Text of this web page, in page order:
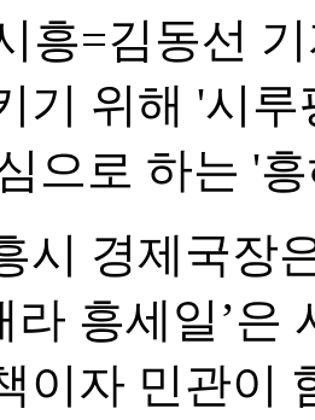
흥=김동선
기 위해 '시
으로 하는 '
시 경제국장
라 흥세일’
이자 민관이